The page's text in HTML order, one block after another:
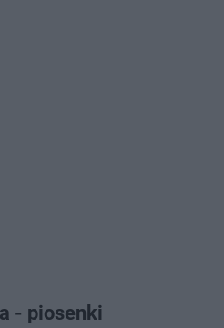
- piosenki